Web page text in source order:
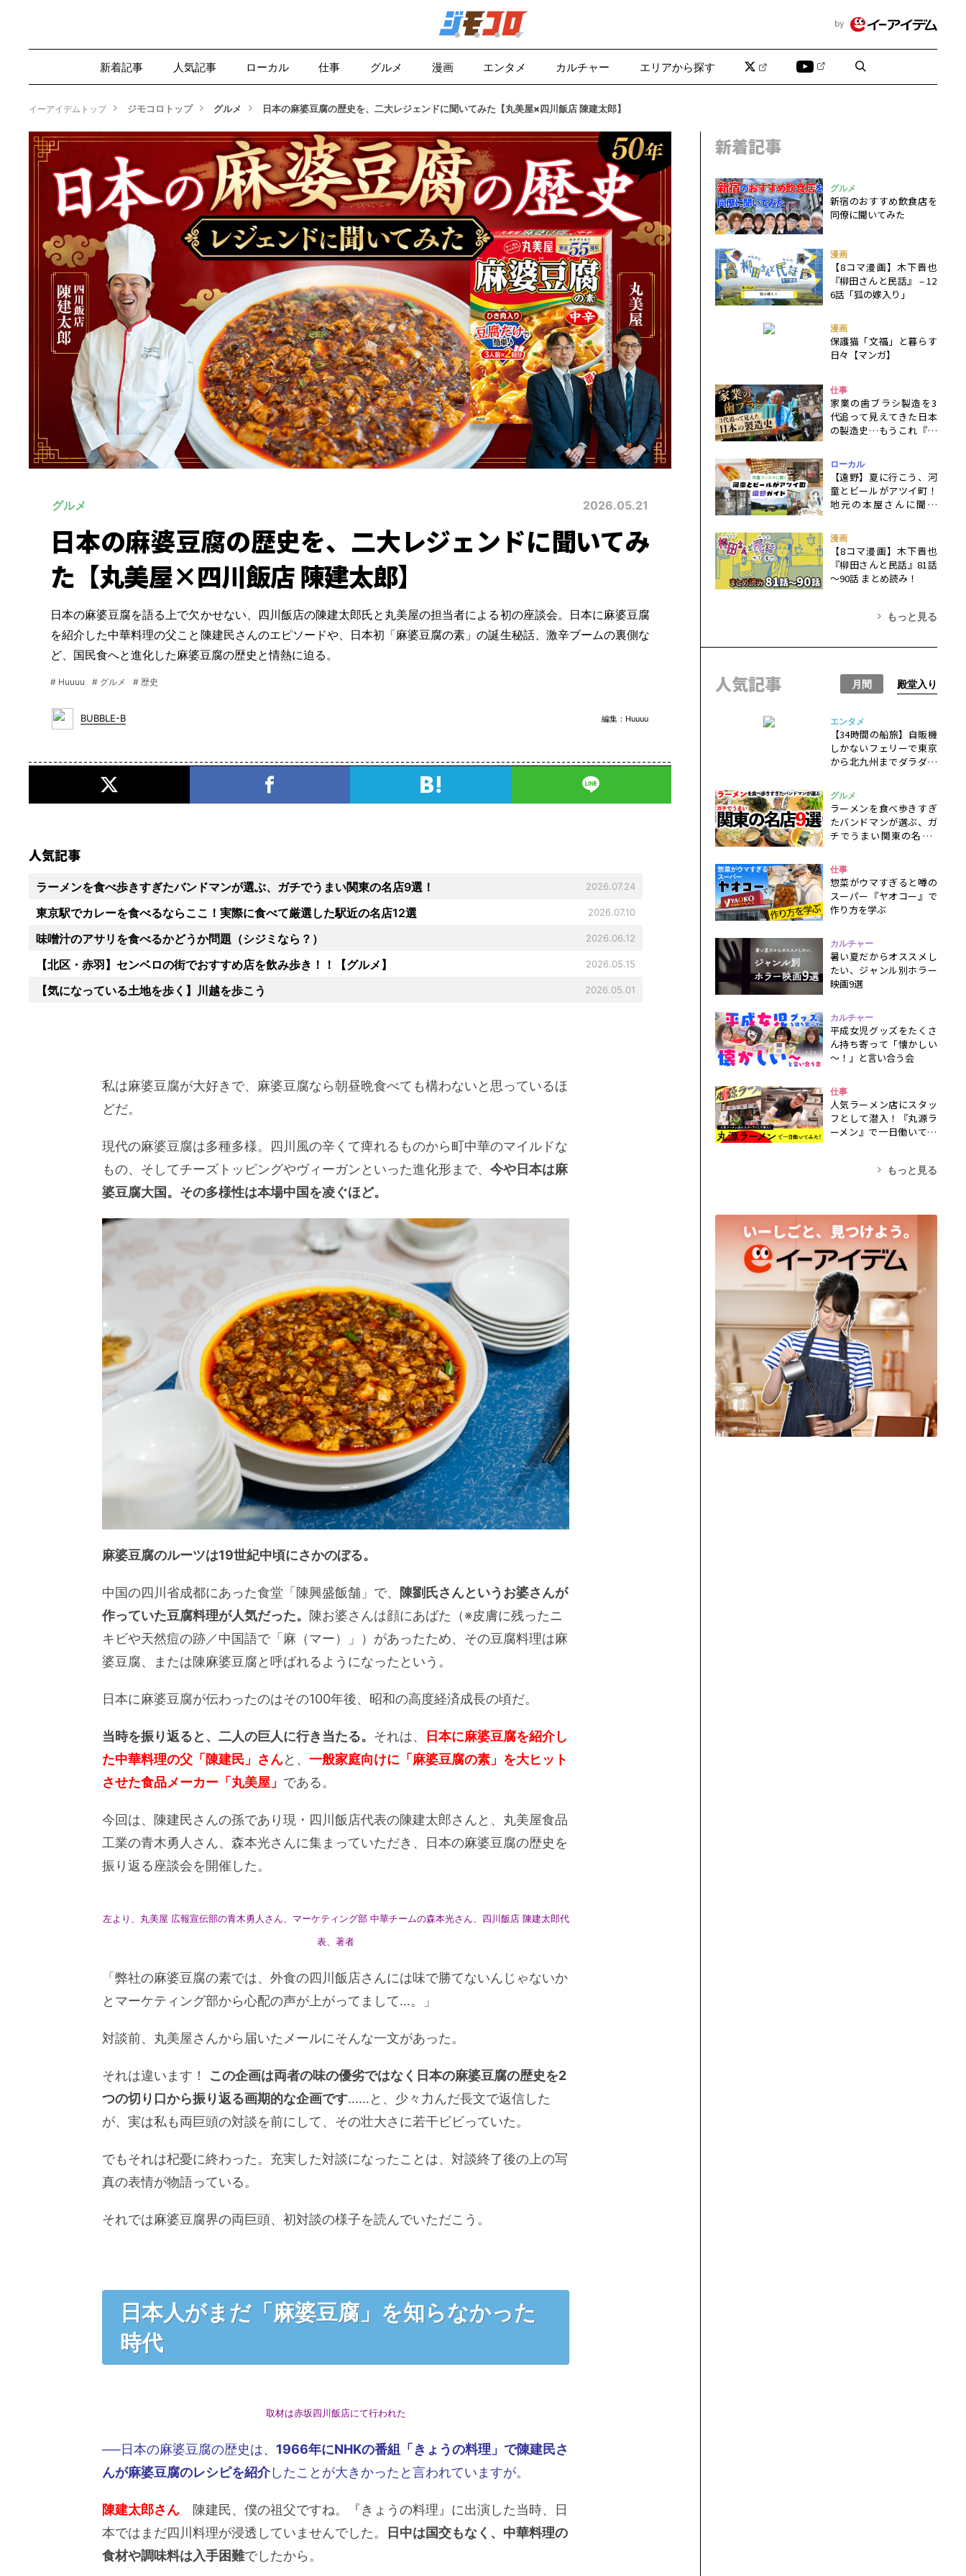
by
新着記事 人気記事 ローカル 仕事 グルメ 漫画 エンタメ カルチャー エリアから探す
イーアイデムトップ ジモコロトップ グルメ 日本の麻婆豆腐の歴史を、二大レジェンドに聞いてみた【丸美屋×四川飯店 陳建太郎】
グルメ 2026.05.21
日本の麻婆豆腐の歴史を、二大レジェンドに聞いてみ
た【丸美屋×四川飯店 陳建太郎】
日本の麻婆豆腐を語る上で欠かせない、四川飯店の陳建太郎氏と丸美屋の担当者による初の座談会。日本に麻婆豆腐
を紹介した中華料理の父こと陳建民さんのエピソードや、日本初「麻婆豆腐の素」の誕生秘話、激辛ブームの裏側な
ど、国民食へと進化した麻婆豆腐の歴史と情熱に迫る。
# Huuuu # グルメ # 歴史
BUBBLE-B 編集： Huuuu
人気記事
ラーメンを食べ歩きすぎたバンドマンが選ぶ、ガチでうまい関東の名店9選！ 2026.07.24
東京駅でカレーを食べるならここ！実際に食べて厳選した駅近の名店12選 2026.07.10
味噌汁のアサリを食べるかどうか問題（シジミなら？） 2026.06.12
【北区・赤羽】センベロの街でおすすめ店を飲み歩き！！【グルメ】 2026.05.15
【気になっている土地を歩く】川越を歩こう 2026.05.01
私は麻婆豆腐が大好きで、麻婆豆腐なら朝昼晩食べても構わないと思っているほ
どだ。
現代の麻婆豆腐は多種多様。四川風の辛くて痺れるものから町中華のマイルドな
もの、そしてチーズトッピングやヴィーガンといった進化形まで、 今や日本は麻
婆豆腐大国。その多様性は本場中国を凌ぐほど。
麻婆豆腐のルーツは19世紀中頃にさかのぼる。
中国の四川省成都にあった食堂「陳興盛飯舗」で、 陳劉氏さんというお婆さんが
作っていた豆腐料理が人気だった。 陳お婆さんは顔にあばた（※皮膚に残ったニ
キビや天然痘の跡／中国語で「麻（マー）」）があったため、その豆腐料理は麻
婆豆腐、または陳麻婆豆腐と呼ばれるようになったという。
日本に麻婆豆腐が伝わったのはその100年後、昭和の高度経済成長の頃だ。
当時を振り返ると、二人の巨人に行き当たる。 それは、
日本に麻婆豆腐を紹介し
た中華料理の父「陳建民」さんと、 一般家庭向けに「麻婆豆腐の素」を大ヒット
させた食品メーカー「丸美屋」 である。
今回は、陳建民さんの孫であり現・四川飯店代表の陳建太郎さんと、丸美屋食品
工業の青木勇人さん、森本光さんに集まっていただき、日本の麻婆豆腐の歴史を
振り返る座談会を開催した。
左より、丸美屋 広報宣伝部の青木勇人さん、マーケティング部 中華チームの森本光さん、四川飯店 陳建太郎代
表、著者
「弊社の麻婆豆腐の素では、外食の四川飯店さんには味で勝てないんじゃないか
とマーケティング部から心配の声が上がってまして…。」
対談前、丸美屋さんから届いたメールにそんな一文があった。
それは違います！ この企画は両者の味の優劣ではなく日本の麻婆豆腐の歴史を2
つの切り口から振り返る画期的な企画です……と、少々力んだ長文で返信した
が、実は私も両巨頭の対談を前にして、その壮大さに若干ビビっていた。
でもそれは杞憂に終わった。充実した対談になったことは、対談終了後の上の写
真の表情が物語っている。
それでは麻婆豆腐界の両巨頭、初対談の様子を読んでいただこう。
日本人がまだ「麻婆豆腐」を知らなかった
時代
取材は赤坂四川飯店にて行われた
──日本の麻婆豆腐の歴史は、 1966年にNHKの番組「きょうの料理」で陳建民さ
んが麻婆豆腐のレシピを紹介したことが大きかったと言われていますが。
陳建太郎さん 陳建民、僕の祖父ですね。『きょうの料理』に出演した当時、日
本ではまだ四川料理が浸透していませんでした。
日中は国交もなく、中華料理の
食材や調味料は入手困難でしたから。
新着記事
グルメ
新宿のおすすめ飲食店を
同僚に聞いてみた
漫画
【8コマ漫画】木下晋也
『柳田さんと民話』 – 12
6話「狐の嫁入り」
漫画
保護猫「文福」と暮らす
日々【マンガ】
仕事
家業の歯ブラシ製造を3
代追って見えてきた日本
の製造史…もうこれ『百
ローカル
【遠野】夏に行こう、河
童とビールがアツイ町！
地元の本屋さんに聞く
行ガイド
漫画
【8コマ漫画】木下晋也
『柳田さんと民話』81話
～90話 まとめ読み！
もっと見る
人気記事 月間 殿堂入り
エンタメ
【34時間の船旅】自販機
しかないフェリーで東京
から北九州までダラダラ
グルメ
ラーメンを食べ歩きすぎ
たバンドマンが選ぶ、ガ
チでうまい関東の名店9
仕事
惣菜がウマすぎると噂の
スーパー『ヤオコー』で
作り方を学ぶ
カルチャー
暑い夏だからオススメし
たい、ジャンル別ホラー
映画9選
カルチャー
平成女児グッズをたくさ
ん持ち寄って「懐かしい
～！」と言い合う会
仕事
人気ラーメン店にスタッ
フとして潜入！『丸源ラ
ーメン』で一日働いてみ
もっと見る